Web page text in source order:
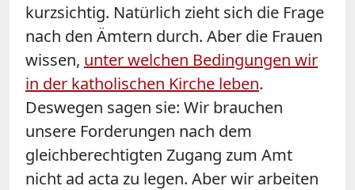
kurzsichtig. Natürlich zieht sich die Frage
nach den Ämtern durch. Aber die Frauen
wissen, unter welchen Bedingungen wir
in der katholischen Kirche leben.
Deswegen sagen sie: Wir brauchen
unsere Forderungen nach dem
gleichberechtigten Zugang zum Amt
nicht ad acta zu legen. Aber wir arbeiten